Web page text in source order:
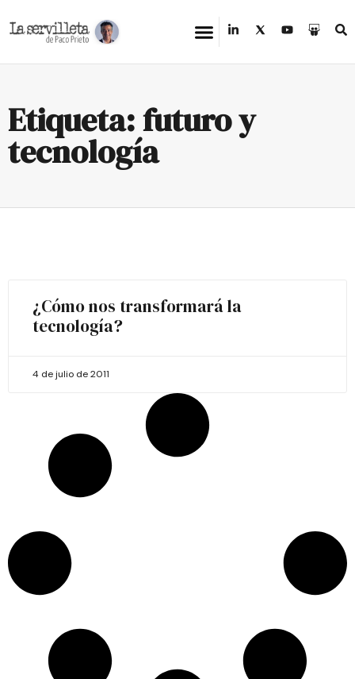
Etiqueta: futuro y
tecnología
¿Cómo nos transformará la
tecnología?
4 de julio de 2011